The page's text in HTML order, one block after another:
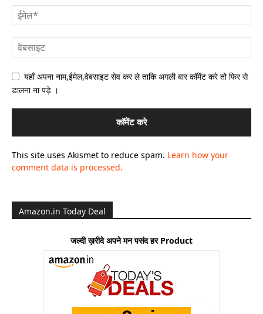
यहाँ अपना नाम,ईमेल,वेबसाइट सेव कर ले ताकि अगली बार कॉमेंट करे तो फिर से
डालना ना पड़े ।
This site uses Akismet to reduce spam. Learn how your
comment data is processed.
Amazon.in Today Deal
जल्दी ख़रीदे अपने मन पसंद हर Product